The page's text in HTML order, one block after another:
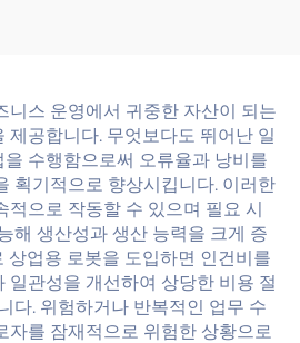
니스 운영에서 귀중한 자산이 되는
제공합니다. 무엇보다도 뛰어난 일
수행함으로써 오류율과 낭비를
획기적으로 향상시킵니다. 이러한
적으로 작동할 수 있으며 필요 시
해 생산성과 생산 능력을 크게 증
상업용 로봇을 도입하면 인건비를
일관성을 개선하여 상당한 비용 절
다. 위험하거나 반복적인 업무 수
자를 잠재적으로 위험한 상황으로